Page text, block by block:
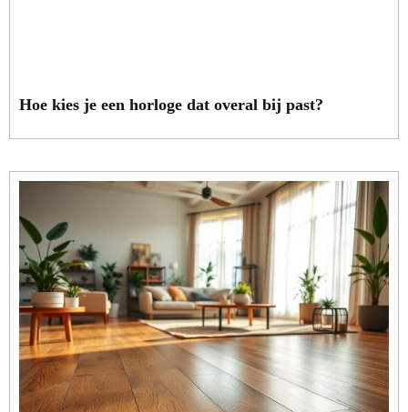
Hoe kies je een horloge dat overal bij past?